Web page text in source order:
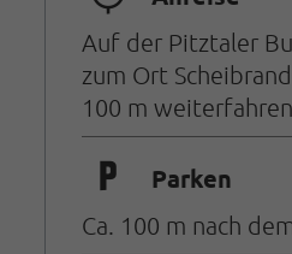
Auf der Pitztaler
zum Ort
100 m
🐈 Parken
Ca. 100 m nach